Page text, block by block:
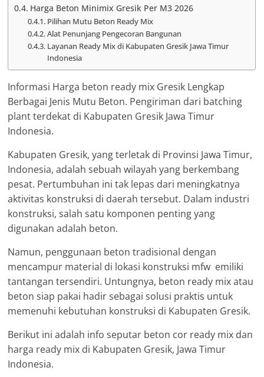
Harga Beton Minimix Gresik Per M3 2026
Pilihan Mutu Beton Ready Mix
Alat Penunjang Pengecoran Bangunan
Layanan Ready Mix di Kabupaten Gresik Jawa Timur
Indonesia
Informasi Harga beton ready mix Gresik Lengkap
Berbagai Jenis Mutu Beton. Pengiriman dari batching
plant terdekat di Kabupaten Gresik Jawa Timur
Indonesia.
Kabupaten Gresik, yang terletak di Provinsi Jawa Timur,
Indonesia, adalah sebuah wilayah yang berkembang
pesat. Pertumbuhan ini tak lepas dari meningkatnya
aktivitas konstruksi di daerah tersebut. Dalam industri
konstruksi, salah satu komponen penting yang
digunakan adalah beton.
Namun, penggunaan beton tradisional dengan
mencampur material di lokasi konstruksi mfw emiliki
tantangan tersendiri. Untungnya, beton ready mix atau
beton siap pakai hadir sebagai solusi praktis untuk
memenuhi kebutuhan konstruksi di Kabupaten Gresik.
Berikut ini adalah info seputar beton cor ready mix dan
harga ready mix di Kabupaten Gresik, Jawa Timur
Indonesia.